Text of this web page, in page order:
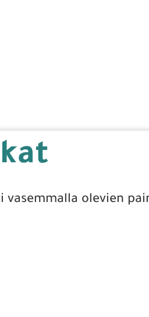
olevien